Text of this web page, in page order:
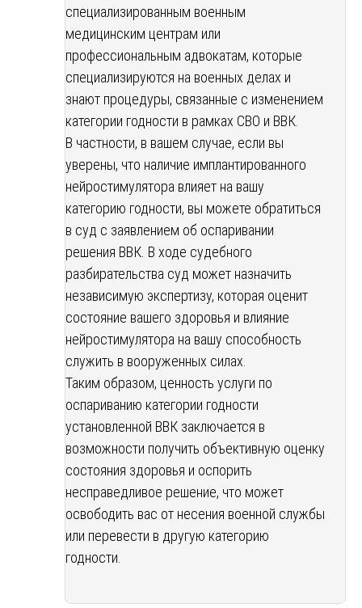
специализированным военным
медицинским центрам или
профессиональным адвокатам, которые
специализируются на военных делах и
знают процедуры, связанные с изменением
категории годности в рамках СВО и ВВК.
В частности, в вашем случае, если вы
уверены, что наличие имплантированного
нейростимулятора влияет на вашу
категорию годности, вы можете обратиться
в суд с заявлением об оспаривании
решения ВВК. В ходе судебного
разбирательства суд может назначить
независимую экспертизу, которая оценит
состояние вашего здоровья и влияние
нейростимулятора на вашу способность
служить в вооруженных силах.
Таким образом, ценность услуги по
оспариванию категории годности
установленной ВВК заключается в
возможности получить объективную оценку
состояния здоровья и оспорить
несправедливое решение, что может
освободить вас от несения военной службы
или перевести в другую категорию
годности.